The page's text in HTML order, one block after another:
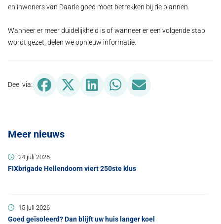
en inwoners van Daarle goed moet betrekken bij de plannen.
Wanneer er meer duidelijkheid is of wanneer er een volgende stap
wordt gezet, delen we opnieuw informatie.
Deel via:
Deel via Facebook, opent in nieuw tabblad
Deel via X (Twitter), opent in nieuw tabblad
Deel via LinkedIn, opent in nieuw
Deel via WhatsApp, opent in
Meer nieuws
FIXbrigade Hellendoorn viert 250ste klus
24 juli 2026
Goed geïsoleerd? Dan blijft uw huis langer koel
15 juli 2026